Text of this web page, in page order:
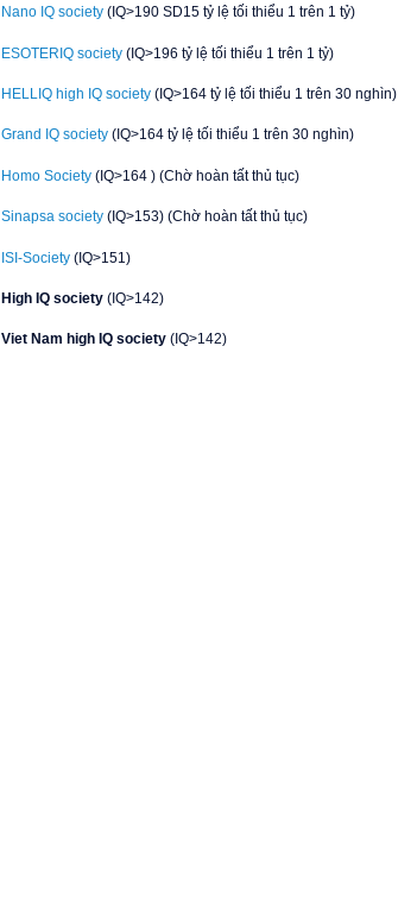
Nano IQ society (IQ>190 SD15 tỷ lệ tối thiểu 1 trên 1 tỷ)
ESOTERIQ society (IQ>196 tỷ lệ tối thiểu 1 trên 1 tỷ)
HELLIQ high IQ society (IQ>164 tỷ lệ tối thiểu 1 trên 30 nghìn)
Grand IQ society (IQ>164 tỷ lệ tối thiểu 1 trên 30 nghìn)
Homo Society (IQ>164 ) (Chờ hoàn tất thủ tục)
Sinapsa society (IQ>153) (Chờ hoàn tất thủ tục)
ISI-Society (IQ>151)
High IQ society (IQ>142)
Viet Nam high IQ society (IQ>142)